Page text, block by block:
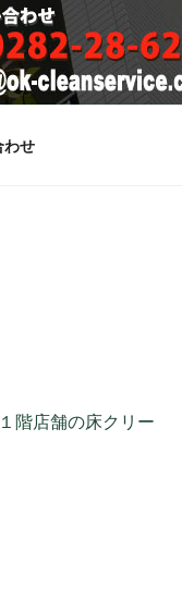
わせ
階店舗の床クリー